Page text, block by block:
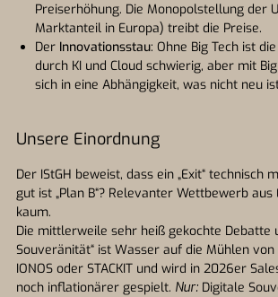
Preiserhöhung. Die Monopolstellung der
Marktanteil in Europa) treibt die Preise.
Der Innovationsstau: Ohne Big Tech ist
durch KI und Cloud schwierig, aber mit
sich in eine Abhängigkeit, was nicht neu
Unsere Einordnung
Der IStGH beweist, dass ein „Exit“ technisch
gut ist „Plan B“? Relevanter Wettbewerb
kaum.
Die mittlerweile sehr heiß gekochte Debatte
Souveränität“ ist Wasser auf die Mühlen
IONOS oder STACKIT und wird in 2026er
noch inflationärer gespielt. Nur: Digitale